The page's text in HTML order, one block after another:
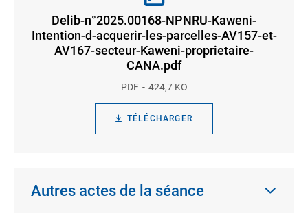
Delib-n°2025.00168-NPNRU-Kaweni-
Intention-d-acquerir-les-parcelles-AV157-et-
AV167-secteur-Kaweni-proprietaire-
CANA.pdf
PDF 424,7 KO
TÉLÉCHARGER
Autres actes de la séance